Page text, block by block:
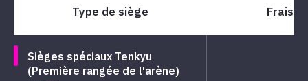
Type de siège Frais
Sièges spéciaux Tenkyu
(Première rangée de l'arène)